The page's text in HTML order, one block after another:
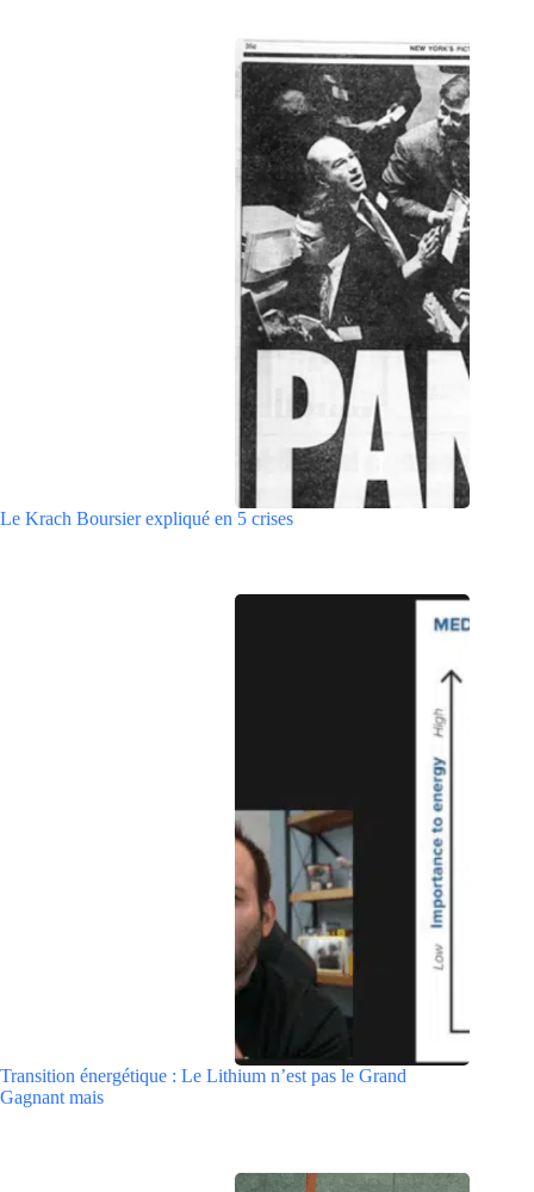
Le Krach Boursier expliqué en 5 crises
Transition énergétique : Le Lithium n’est pas le Grand
Gagnant mais